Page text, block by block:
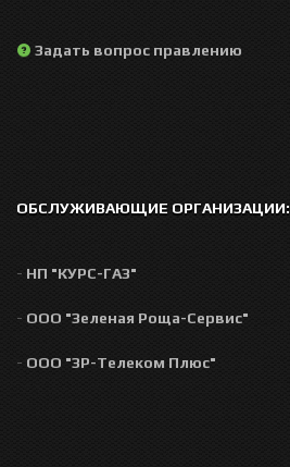
Задать вопрос правлению
ОБСЛУЖИВАЮЩИЕ ОРГАНИЗАЦИИ:
- НП "КУРС-ГАЗ"
- ООО "Зеленая Роща-Сервис"
- ООО "ЗР-Телеком Плюс"